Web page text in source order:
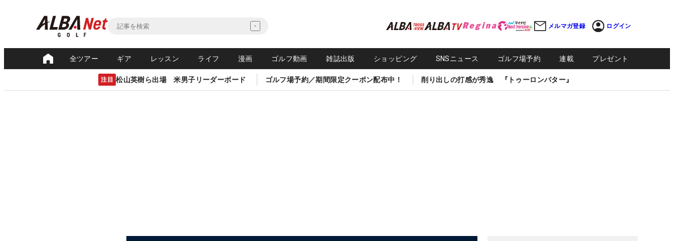
メルマガ登録 ログイン
全ツアー ギア レッスン ライフ 漫画 ゴルフ動画 雑誌出版 ショッピング SNSニュース ゴルフ場予約 連載 プレゼント
注目 松山英樹ら出場 米男子リーダーボード ゴルフ場予約／期間限定クーポン配布中！ 削り出しの打感が秀逸 『トゥーロンパター』